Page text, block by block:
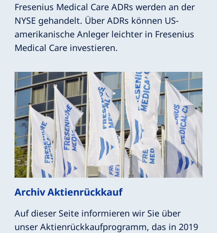
Fresenius Medical Care ADRs werden an der
NYSE gehandelt. Über ADRs können US-
amerikanische Anleger leichter in Fresenius
Medical Care investieren.
Archiv Aktienrückkauf
Auf dieser Seite informieren wir Sie über
unser Aktienrückkaufprogramm, das in 2019